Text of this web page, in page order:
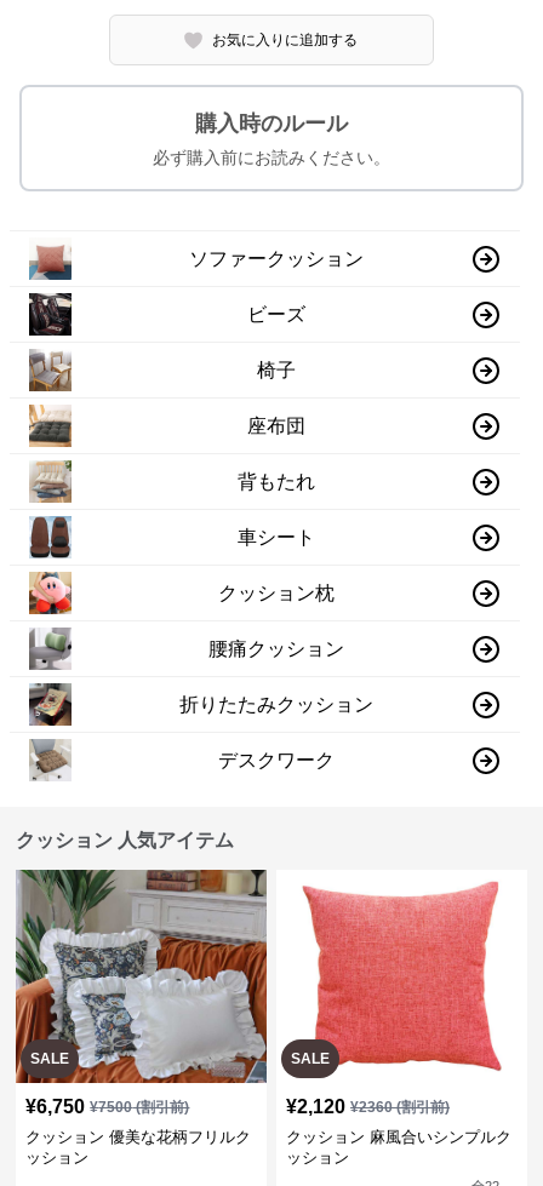
お気に入りに追加する
購入時のルール
必ず購入前にお読みください。
ソファークッション
ビーズ
椅子
座布団
背もたれ
車シート
クッション枕
腰痛クッション
折りたたみクッション
デスクワーク
クッション 人気アイテム
SALE
¥6,750 ¥7500(割引前)
クッション 優美な花柄フリルク
ッション
SALE
¥2,120 ¥2360(割引前)
クッション 麻風合いシンプルク
ッション